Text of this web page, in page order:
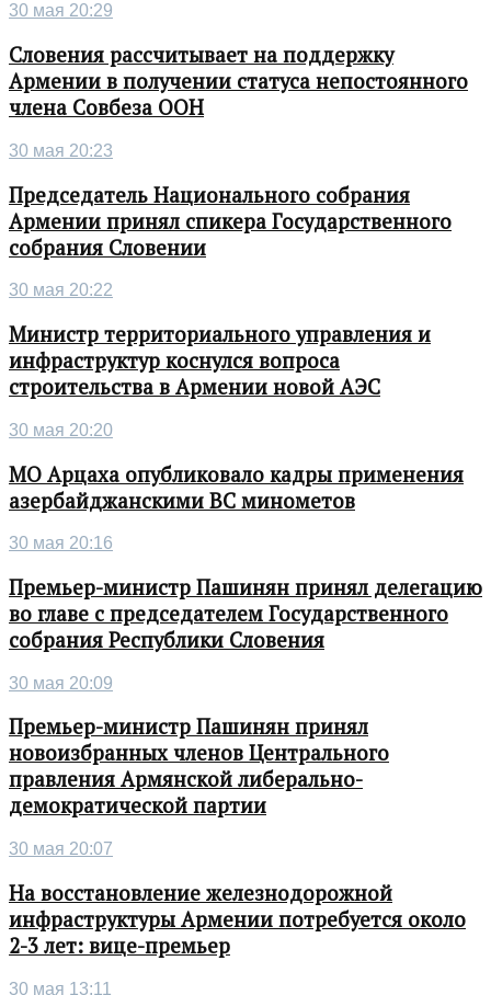
30 мая 20:29
Словения рассчитывает на поддержку
Армении в получении статуса непостоянного
члена Совбеза ООН
30 мая 20:23
Председатель Национального собрания
Армении принял спикера Государственного
собрания Словении
30 мая 20:22
Министр территориального управления и
инфраструктур коснулся вопроса
строительства в Армении новой АЭС
30 мая 20:20
МО Арцаха опубликовало кадры применения
азербайджанскими ВС минометов
30 мая 20:16
Премьер-министр Пашинян принял делегацию
во главе с председателем Государственного
собрания Республики Словения
30 мая 20:09
Премьер-министр Пашинян принял
новоизбранных членов Центрального
правления Армянской либерально-
демократической партии
30 мая 20:07
На восстановление железнодорожной
инфраструктуры Армении потребуется около
2-3 лет: вице-премьер
30 мая 13:11